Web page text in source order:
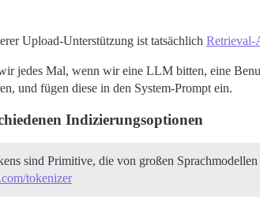
Upload-Unterstützung ist tatsächlich Retrieval-
jedes Mal, wenn wir eine LLM bitten, eine
und fügen diese in den System-Prompt ein.
Indizierungsoptionen
sind Primitive, die von großen
tokenizer